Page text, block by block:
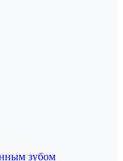
зубом